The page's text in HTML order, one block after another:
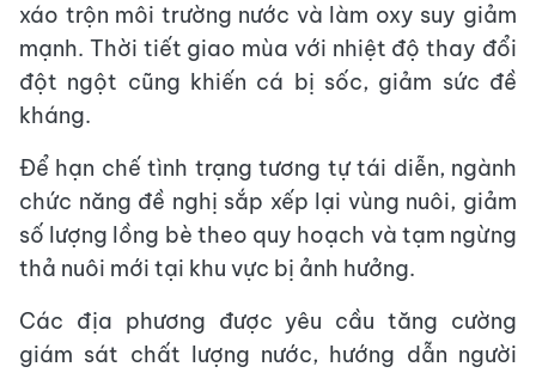
xáo trộn môi trường nước và làm oxy suy giảm
mạnh. Thời tiết giao mùa với nhiệt độ thay đổi
đột ngột cũng khiến cá bị sốc, giảm sức đề
kháng.
Để hạn chế tình trạng tương tự tái diễn, ngành
chức năng đề nghị sắp xếp lại vùng nuôi, giảm
số lượng lồng bè theo quy hoạch và tạm ngừng
thả nuôi mới tại khu vực bị ảnh hưởng.
Các địa phương được yêu cầu tăng cường
giám sát chất lượng nước, hướng dẫn người